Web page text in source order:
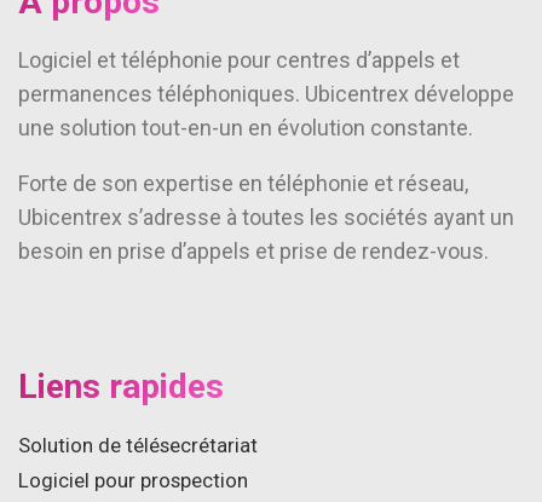
Logiciel et téléphonie pour centres d’appels et
permanences téléphoniques. Ubicentrex développe
une solution tout-en-un en évolution constante.
Forte de son expertise en téléphonie et réseau,
Ubicentrex s’adresse à toutes les sociétés ayant un
besoin en prise d’appels et prise de rendez-vous.
Liens rapides
Solution de télésecrétariat
Logiciel pour prospection